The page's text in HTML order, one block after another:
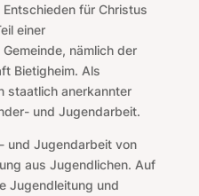
für Christus
einer
nämlich der
Bietigheim. Als
staatlich anerkannter
und Jugendarbeit.
und Jugendarbeit von
aus Jugendlichen. Auf
Jugendleitung und